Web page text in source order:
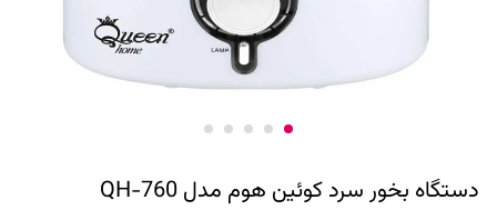
دستگاه بخور سرد کوئین هوم مدل QH-760